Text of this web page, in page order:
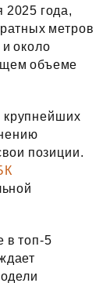
2025 года,
метров
около
объеме
крупнейших
позиции.
в топ‑5